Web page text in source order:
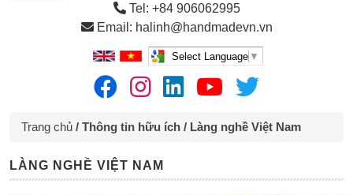
Tel: +84 906062995
Email: halinh@handmadevn.vn
Select Language ▼
Trang chủ / Thông tin hữu ích / Làng nghề Việt Nam
LÀNG NGHỀ VIỆT NAM